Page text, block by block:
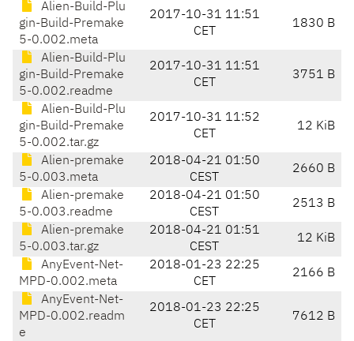
Alien-Build-Plu
gin-Build-Premake
5-0.002.meta
2017-10-31 11:51
CET
1830 B
Alien-Build-Plu
gin-Build-Premake
5-0.002.readme
2017-10-31 11:51
CET
3751 B
Alien-Build-Plu
gin-Build-Premake
5-0.002.tar.gz
2017-10-31 11:52
CET
12 KiB
Alien-premake
5-0.003.meta
2018-04-21 01:50
CEST
2660 B
Alien-premake
5-0.003.readme
2018-04-21 01:50
CEST
2513 B
Alien-premake
5-0.003.tar.gz
2018-04-21 01:51
CEST
12 KiB
AnyEvent-Net-
MPD-0.002.meta
2018-01-23 22:25
CET
2166 B
AnyEvent-Net-
MPD-0.002.readm
e
2018-01-23 22:25
CET
7612 B